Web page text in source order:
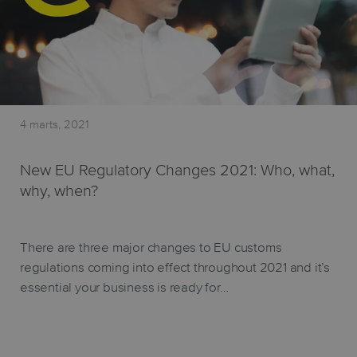
4 marts, 2021
New EU Regulatory Changes 2021: Who, what,
why, when?
There are three major changes to EU customs
regulations coming into effect throughout 2021 and it’s
essential your business is ready for…